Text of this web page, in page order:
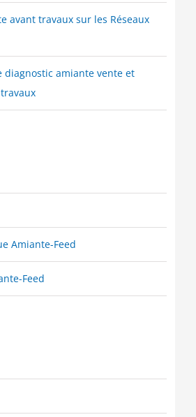
avant travaux sur les Réseaux
diagnostic amiante vente et
Amiante-Feed
Feed